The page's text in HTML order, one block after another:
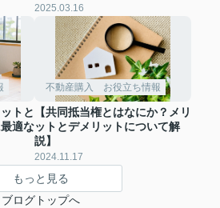
2025.03.16
トと
適な
不動産購入 お役立ち情報
【共同抵当権とはなにか？メリ
ットとデメリットについて解
説】
2024.11.17
もっと見る
ブログトップへ